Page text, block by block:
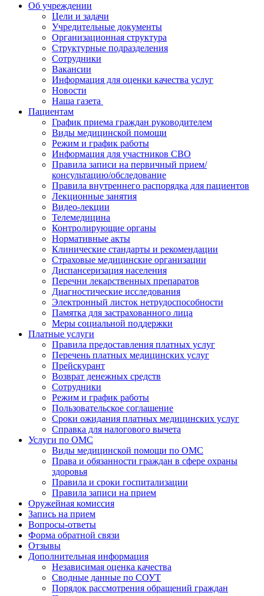
Об учреждении
Цели и задачи
Учредительные документы
Организационная структура
Структурные подразделения
Сотрудники
Вакансии
Информация для оценки качества услуг
Новости
​​Наша газета
Пациентам
График приема граждан руководителем
Виды медицинской помощи
Режим и график работы
Информация для участников СВО
Правила записи на первичный прием/
консультацию/обследование
Правила внутреннего распорядка для пациентов
Лекционные занятия
Видео-лекции
Телемедицина
Контролирующие органы
Нормативные акты
Клинические стандарты и рекомендации
Страховые медицинские организации
Диспансеризация населения
Перечни лекарственных препаратов
Диагностические исследования
Электронный листок нетрудоспособности
Памятка для застрахованного лица
Меры социальной поддержки
Платные услуги
Правила предоставления платных услуг
Перечень платных медицинских услуг
Прейскурант
Возврат денежных средств
Сотрудники
Режим и график работы
Пользовательское соглашение
Сроки ожидания платных медицинских услуг
Справка для налогового вычета
Услуги по ОМС
Виды медицинской помощи по ОМС
Права и обязанности граждан в сфере охраны
здоровья
Правила и сроки госпитализации
Правила записи на прием
Оружейная комиссия
Запись на прием
Вопросы-ответы
Форма обратной связи
Отзывы
Дополнительная информация
Независимая оценка качества
Сводные данные по СОУТ
Порядок рассмотрения обращений граждан